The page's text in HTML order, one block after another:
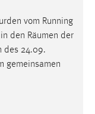
vom Running
den Räumen der
des 24.09.
gemeinsamen